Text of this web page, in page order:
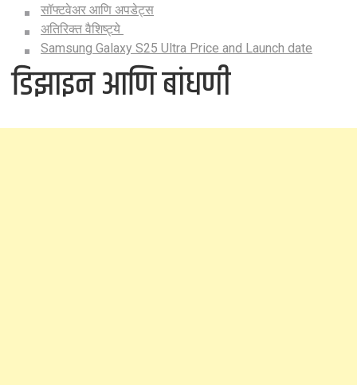
सॉफ्टवेअर आणि अपडेट्स
अतिरिक्त वैशिष्ट्ये
Samsung Galaxy S25 Ultra Price and Launch date
डिझाइन आणि बांधणी